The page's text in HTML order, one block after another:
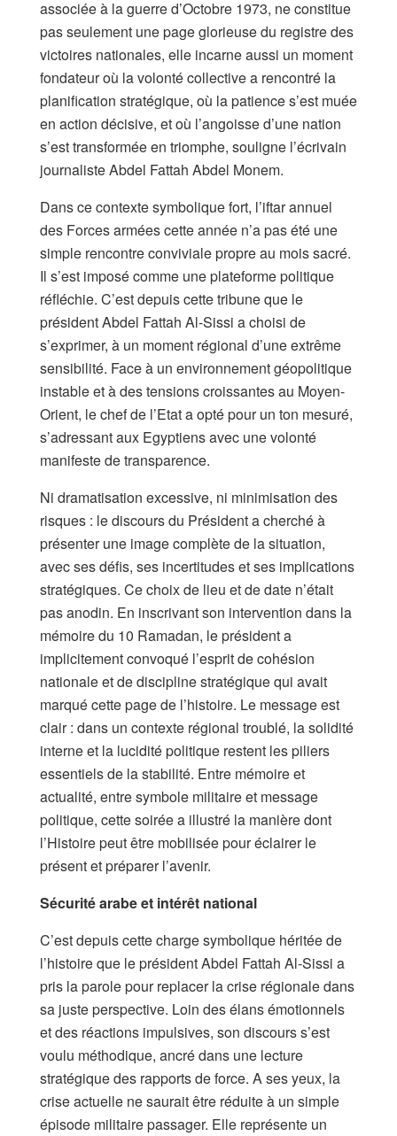
associée à la guerre d’Octobre 1973, ne constitue
pas seulement une page glorieuse du registre des
victoires nationales, elle incarne aussi un moment
fondateur où la volonté collective a rencontré la
planification stratégique, où la patience s’est muée
en action décisive, et où l’angoisse d’une nation
s’est transformée en triomphe, souligne l’écrivain
journaliste Abdel Fattah Abdel Monem.
Dans ce contexte symbolique fort, l’iftar annuel
des Forces armées cette année n’a pas été une
simple rencontre conviviale propre au mois sacré.
Il s’est imposé comme une plateforme politique
réfléchie. C’est depuis cette tribune que le
président Abdel Fattah Al-Sissi a choisi de
s’exprimer, à un moment régional d’une extrême
sensibilité. Face à un environnement géopolitique
instable et à des tensions croissantes au Moyen-
Orient, le chef de l’Etat a opté pour un ton mesuré,
s’adressant aux Egyptiens avec une volonté
manifeste de transparence.
Ni dramatisation excessive, ni minimisation des
risques : le discours du Président a cherché à
présenter une image complète de la situation,
avec ses défis, ses incertitudes et ses implications
stratégiques. Ce choix de lieu et de date n’était
pas anodin. En inscrivant son intervention dans la
mémoire du 10 Ramadan, le président a
implicitement convoqué l’esprit de cohésion
nationale et de discipline stratégique qui avait
marqué cette page de l’histoire. Le message est
clair : dans un contexte régional troublé, la solidité
interne et la lucidité politique restent les piliers
essentiels de la stabilité. Entre mémoire et
actualité, entre symbole militaire et message
politique, cette soirée a illustré la manière dont
l’Histoire peut être mobilisée pour éclairer le
présent et préparer l’avenir.
Sécurité arabe et intérêt national
C’est depuis cette charge symbolique héritée de
l’histoire que le président Abdel Fattah Al-Sissi a
pris la parole pour replacer la crise régionale dans
sa juste perspective. Loin des élans émotionnels
et des réactions impulsives, son discours s’est
voulu méthodique, ancré dans une lecture
stratégique des rapports de force. A ses yeux, la
crise actuelle ne saurait être réduite à un simple
épisode militaire passager. Elle représente un